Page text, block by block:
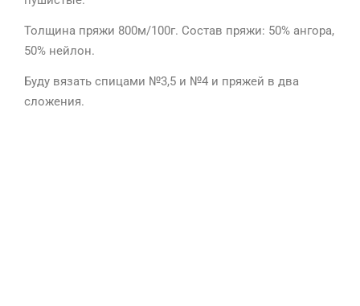
Толщина пряжи 800м/100г. Состав пряжи: 50% ангора,
50% нейлон.
Буду вязать спицами №3,5 и №4 и пряжей в два
сложения.